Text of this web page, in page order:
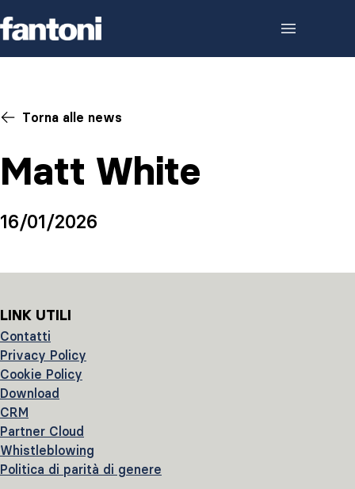
Torna alle news
Matt White
16/01/2026
LINK UTILI
Contatti
Privacy Policy
Cookie Policy
Download
CRM
Partner Cloud
Whistleblowing
Politica di parità di genere